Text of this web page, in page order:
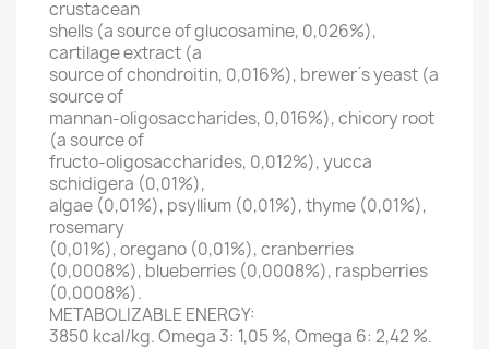
crustacean
shells (a source of glucosamine, 0,026%),
cartilage extract (a
source of chondroitin, 0,016%), brewer ́s yeast (a
source of
mannan-oligosaccharides, 0,016%), chicory root
(a source of
fructo-oligosaccharides, 0,012%), yucca
schidigera (0,01%),
algae (0,01%), psyllium (0,01%), thyme (0,01%),
rosemary
(0,01%), oregano (0,01%), cranberries
(0,0008%), blueberries (0,0008%), raspberries
(0,0008%).
METABOLIZABLE ENERGY:
3850 kcal/kg. Omega 3: 1,05 %, Omega 6: 2,42 %.